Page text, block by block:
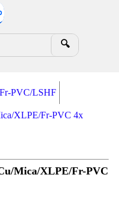
🔍
PVC/LSHF
XLPE/Fr-PVC 4x
Mica/XLPE/Fr-PVC